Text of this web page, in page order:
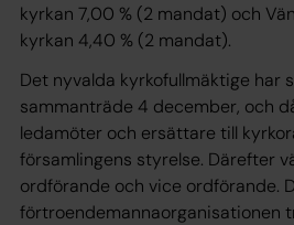
kyrkan 7,00 % (2 mandat) och
kyrkan 4,40 % (2 mandat).
Det nyvalda kyrkofullmäktige har
sammanträde 4 december, och
ledamöter och ersättare till
församlingens styrelse. Därefter
ordförande och vice ordförande.
förtroendemannaorganisationen